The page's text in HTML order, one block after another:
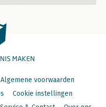
MAKEN
Algemene voorwaarden
Cookie instellingen